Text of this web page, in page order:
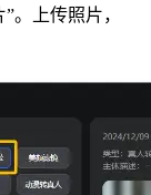
。上传照片，